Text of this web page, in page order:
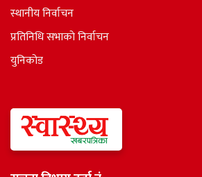
स्थानीय निर्वाचन
प्रतिनिधि सभाकाे निर्वाचन
युनिकोड